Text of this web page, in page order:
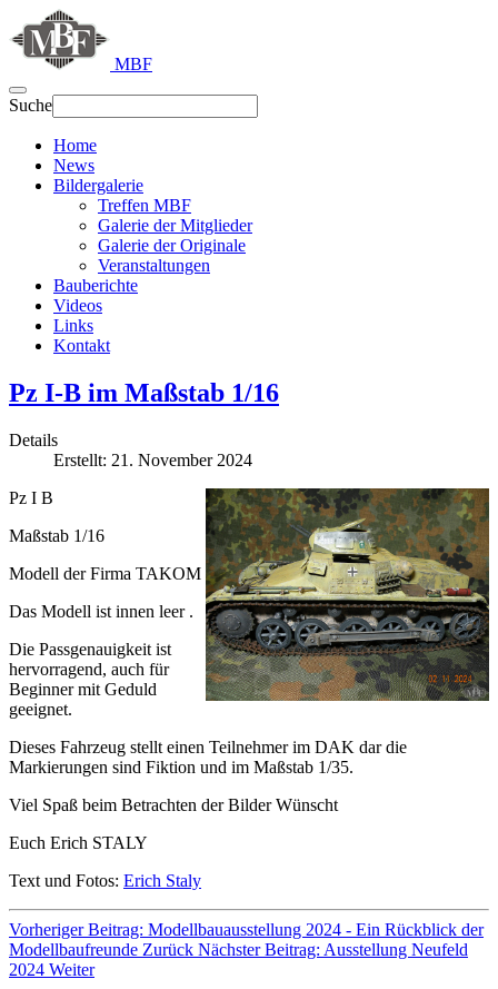
MBF
Suche
Home
News
Bildergalerie
Treffen MBF
Galerie der Mitglieder
Galerie der Originale
Veranstaltungen
Bauberichte
Videos
Links
Kontakt
Pz I-B im Maßstab 1/16
Details
Erstellt: 21. November 2024
Pz I B
Maßstab 1/16
Modell der Firma TAKOM
Das Modell ist innen leer .
Die Passgenauigkeit ist
hervorragend, auch für
Beginner mit Geduld
geeignet.
Dieses Fahrzeug stellt einen Teilnehmer im DAK dar die
Markierungen sind Fiktion und im Maßstab 1/35.
Viel Spaß beim Betrachten der Bilder Wünscht
Euch Erich STALY
Text und Fotos: Erich Staly
Vorheriger Beitrag: Modellbauausstellung 2024 - Ein Rückblick der
Modellbaufreunde Zurück Nächster Beitrag: Ausstellung Neufeld
2024 Weiter